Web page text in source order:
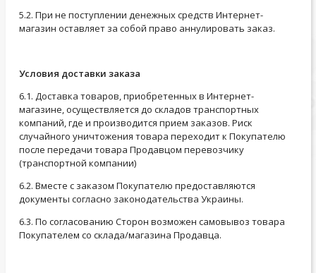
5.2. При не поступлении денежных средств Интернет-
магазин оставляет за собой право аннулировать заказ.
Условия доставки заказа
6.1. Доставка товаров, приобретенных в Интернет-
магазине, осуществляется до складов транспортных
компаний, где и производится прием заказов. Риск
случайного уничтожения товара переходит к Покупателю
после передачи товара Продавцом перевозчику
(транспортной компании)
6.2. Вместе с заказом Покупателю предоставляются
документы согласно законодательства Украины.
6.3. По согласованию Сторон возможен самовывоз товара
Покупателем со склада/магазина Продавца.